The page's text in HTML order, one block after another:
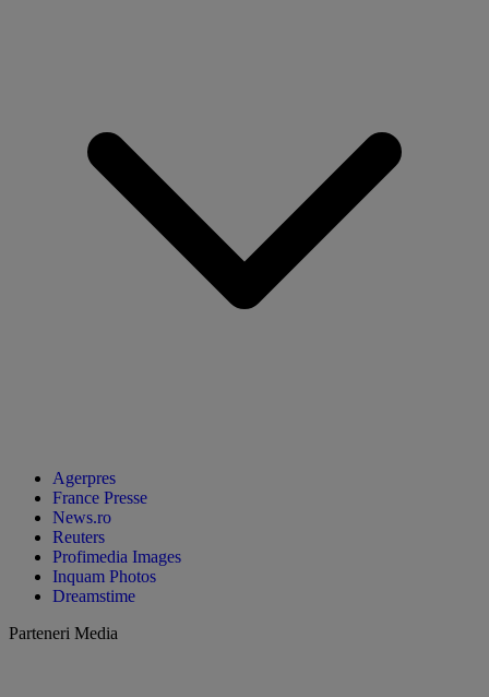
Agerpres
France Presse
News.ro
Reuters
Profimedia Images
Inquam Photos
Dreamstime
Parteneri Media